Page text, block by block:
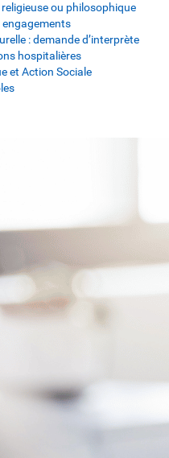
ou philosophique
: demande d’interprète
hospitalières
et Action Sociale